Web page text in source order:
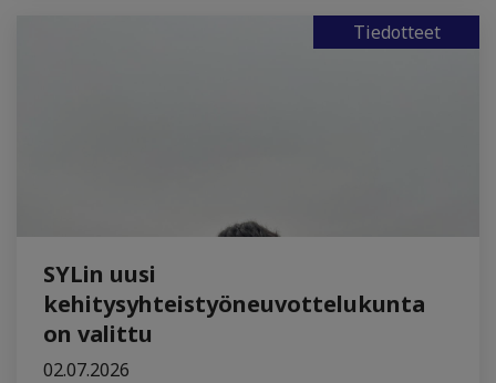
Tiedotteet
SYLin uusi
kehitysyhteistyöneuvottelukunta
on valittu
02.07.2026